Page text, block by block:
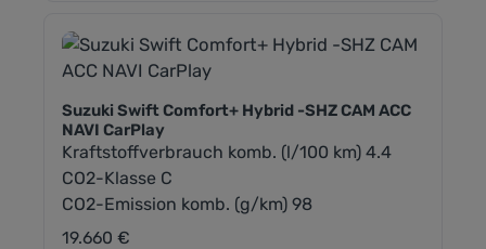
Suzuki Swift Comfort+ Hybrid -SHZ CAM ACC
NAVI CarPlay
Kraftstoffverbrauch komb. (l/100 km) 4.4
CO2-Klasse C
CO2-Emission komb. (g/km) 98
Regulärer Preis:
19.660 €